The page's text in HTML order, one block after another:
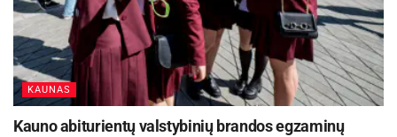
KAUNAS
Kauno abiturientų valstybinių brandos egzaminų